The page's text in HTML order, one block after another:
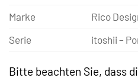
Marke
Rico
Serie
itoshii –
Bitte beachten Sie, dass